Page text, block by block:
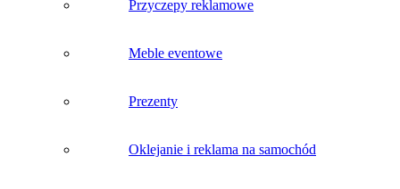
Przyczepy reklamowe
Meble eventowe
Prezenty
Oklejanie i reklama na samochód